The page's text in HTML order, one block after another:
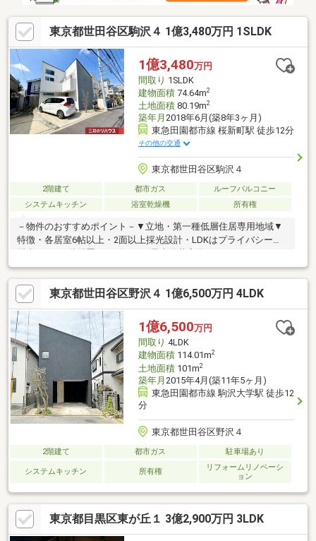
東京都世田谷区駒沢４ 1億3,480万円 1SLDK
1億3,480万円
間取り 1SLDK
建物面積74.64m2
土地面積80.19m2
築年月 2018年6月(築8年3ヶ月)
東急田園都市線 桜新町駅 徒歩12分
その他の交通
東京都世田谷区駒沢４
2階建て 都市ガス
ルーフバルコニー
システムキッチン
浴室乾燥機 所有権
－物件のおすすめポイント－▼立地・第一種低層住居専用地域▼
特徴・各居室6帖以上・2面以上採光設計・LDKはプライバシーに
ー付・2階に水回りを集約・SICの他、ロフトなど各居室やホール
に収納有・2か所に納戸約3.6帖有、多目的に活用可・駐車場有(車
種による)▼設備・複層ガラス・食洗機／浄水器・浴室乾燥機／
1719サイズUB▼周辺環境・まいばすけっと駒沢4丁目店 徒歩2分
(約150m)■ ご希望の住まい探しをお手伝いします
━━━━━・・・物件の詳細・ご相談はお気軽にお問い合わせく
ださい。
東京都世田谷区野沢４ 1億6,500万円 4LDK
1億6,500万円
間取り 4LDK
建物面積114.01m2
土地面積101m2
築年月 2015年4月(築11年5ヶ月)
東急田園都市線 駒沢大学駅 徒歩12
分
東京都世田谷区野沢４
2階建て 都市ガス 駐車場あり
システムキッチン 所有権
リフォームリノベーシ
ョン
東京都目黒区東が丘１ 3億2,900万円 3LDK